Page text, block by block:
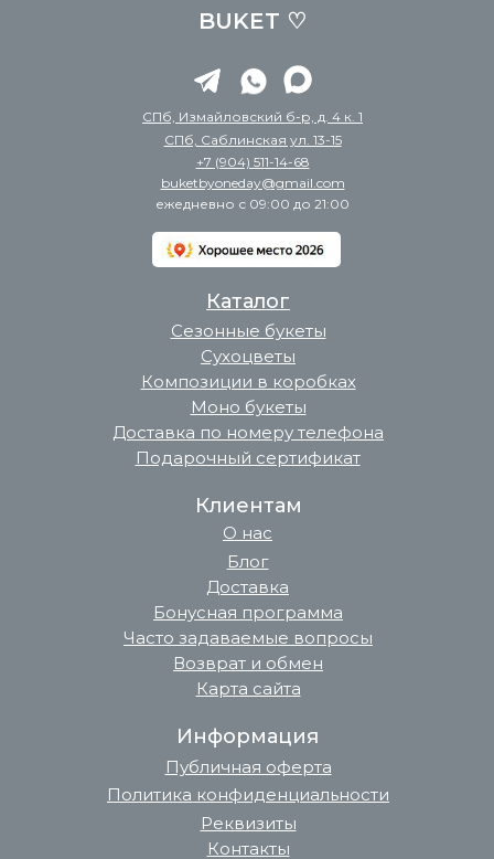
BUKET ♡
Каталог
Сезонные букеты
Информация
О нас
+7 (904) 511-14-68
buketbyoneday@gmail.com
ежедневно с 09:00 до 21:00
Доставка
Часто задаваемые вопросы
Публичная оферта
Реквизиты
Политика конфиденциальности
Сухоцветы
Композиции в коробках
Блог
СПб, Измайловский б-р, д. 4 к. 1
СПб, Саблинская ул. 13-15
Клиентам
Контакты
Доставка по номеру телефона
Подарочный сертификат
Моно букеты
Бонусная программа
Карта сайта
Возврат и обмен